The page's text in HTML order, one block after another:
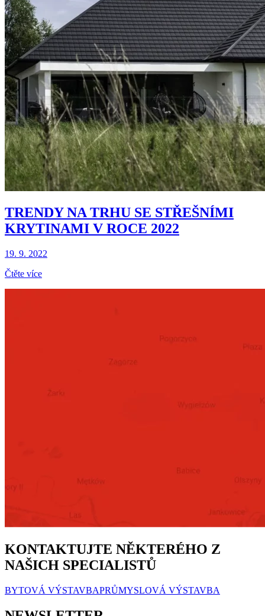
TRENDY NA TRHU SE STŘEŠNÍMI
KRYTINAMI V ROCE 2022
19. 9. 2022
Čtěte více
KONTAKTUJTE NĚKTERÉHO Z
NAŠICH SPECIALISTŮ
BYTOVÁ VÝSTAVBAPRŮMYSLOVÁ VÝSTAVBA